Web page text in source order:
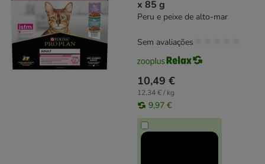
x 85 g
Peru e peixe de alto-mar
10,49 €
12,34 € / kg
9,97 €
Sem avaliações